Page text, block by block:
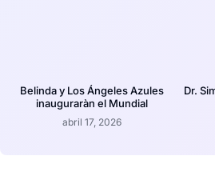
Belinda y Los Ángeles Azules
inauguraràn el Mundial
abril 17, 2026
Dr.